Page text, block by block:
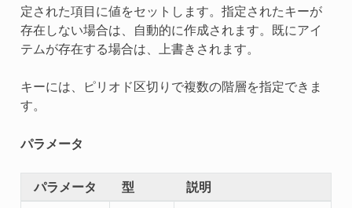
定された項目に値をセットします。指定されたキーが
存在しない場合は、自動的に作成されます。既にアイ
テムが存在する場合は、上書きされます。
キーには、ピリオド区切りで複数の階層を指定できま
す。
パラメータ
パラメータ 型 説明